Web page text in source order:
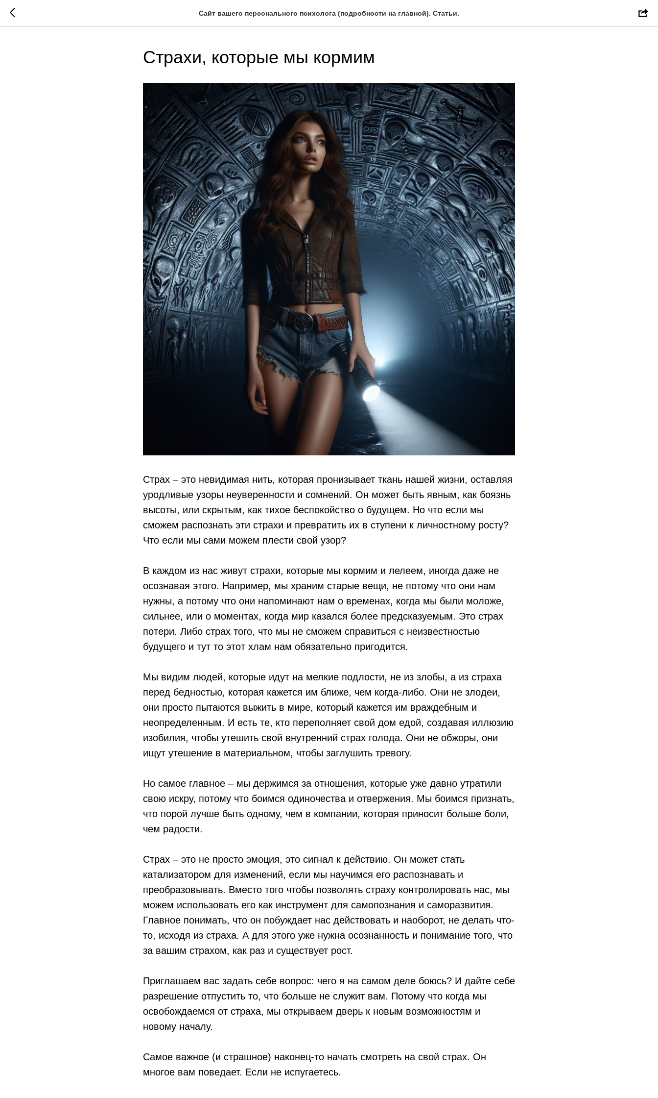
Сайт вашего персонального психолога (подробности на главной). Статьи.
Страхи, которые мы кормим
Страх – это невидимая нить, которая пронизывает ткань нашей жизни, оставляя
уродливые узоры неуверенности и сомнений. Он может быть явным, как боязнь
высоты, или скрытым, как тихое беспокойство о будущем. Но что если мы
сможем распознать эти страхи и превратить их в ступени к личностному росту?
Что если мы сами можем плести свой узор?
В каждом из нас живут страхи, которые мы кормим и лелеем, иногда даже не
осознавая этого. Например, мы храним старые вещи, не потому что они нам
нужны, а потому что они напоминают нам о временах, когда мы были моложе,
сильнее, или о моментах, когда мир казался более предсказуемым. Это страх
потери. Либо страх того, что мы не сможем справиться с неизвестностью
будущего и тут то этот хлам нам обязательно пригодится.
Мы видим людей, которые идут на мелкие подлости, не из злобы, а из страха
перед бедностью, которая кажется им ближе, чем когда-либо. Они не злодеи,
они просто пытаются выжить в мире, который кажется им враждебным и
неопределенным. И есть те, кто переполняет свой дом едой, создавая иллюзию
изобилия, чтобы утешить свой внутренний страх голода. Они не обжоры, они
ищут утешение в материальном, чтобы заглушить тревогу.
Но самое главное – мы держимся за отношения, которые уже давно утратили
свою искру, потому что боимся одиночества и отвержения. Мы боимся признать,
что порой лучше быть одному, чем в компании, которая приносит больше боли,
чем радости.
Страх – это не просто эмоция, это сигнал к действию. Он может стать
катализатором для изменений, если мы научимся его распознавать и
преобразовывать. Вместо того чтобы позволять страху контролировать нас, мы
можем использовать его как инструмент для самопознания и саморазвития.
Главное понимать, что он побуждает нас действовать и наоборот, не делать что-
то, исходя из страха. А для этого уже нужна осознанность и понимание того, что
за вашим страхом, как раз и существует рост.
Приглашаем вас задать себе вопрос: чего я на самом деле боюсь? И дайте себе
разрешение отпустить то, что больше не служит вам. Потому что когда мы
освобождаемся от страха, мы открываем дверь к новым возможностям и
новому началу.
Самое важное (и страшное) наконец-то начать смотреть на свой страх. Он
многое вам поведает. Если не испугаетесь.